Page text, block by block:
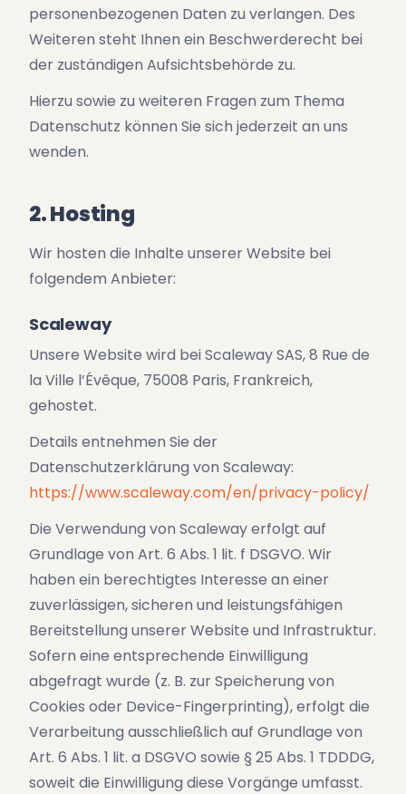
personenbezogenen Daten zu verlangen. Des
Weiteren steht Ihnen ein Beschwerderecht bei
der zuständigen Aufsichtsbehörde zu.
Hierzu sowie zu weiteren Fragen zum Thema
Datenschutz können Sie sich jederzeit an uns
wenden.
2. Hosting
Wir hosten die Inhalte unserer Website bei
folgendem Anbieter:
Scaleway
Unsere Website wird bei Scaleway SAS, 8 Rue de
la Ville l’Évêque, 75008 Paris, Frankreich,
gehostet.
Details entnehmen Sie der
Datenschutzerklärung von Scaleway:
https://www.scaleway.com/en/privacy-policy/
Die Verwendung von Scaleway erfolgt auf
Grundlage von Art. 6 Abs. 1 lit. f DSGVO. Wir
haben ein berechtigtes Interesse an einer
zuverlässigen, sicheren und leistungsfähigen
Bereitstellung unserer Website und Infrastruktur.
Sofern eine entsprechende Einwilligung
abgefragt wurde (z. B. zur Speicherung von
Cookies oder Device-Fingerprinting), erfolgt die
Verarbeitung ausschließlich auf Grundlage von
Art. 6 Abs. 1 lit. a DSGVO sowie § 25 Abs. 1 TDDDG,
soweit die Einwilligung diese Vorgänge umfasst.